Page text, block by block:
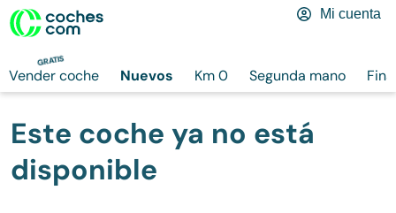
GRATIS
Vender coche Nuevos Km 0 Segunda mano
Mi cuenta
Este coche ya no está
disponible